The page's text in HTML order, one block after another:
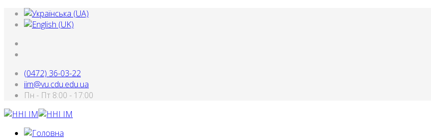
(0472) 36-03-22
iim@vu.cdu.edu.ua
Пн - Пт 8:00 - 17:00